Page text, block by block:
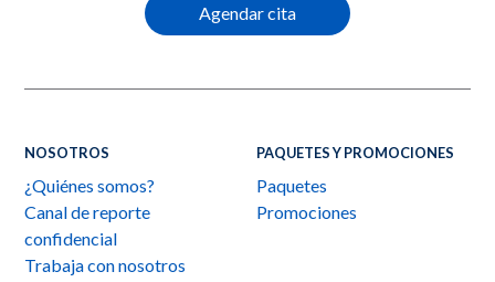
Agendar cita
NOSOTROS
¿Quiénes somos?
Canal de reporte
confidencial
Trabaja con nosotros
PAQUETES Y PROMOCIONES
Paquetes
Promociones